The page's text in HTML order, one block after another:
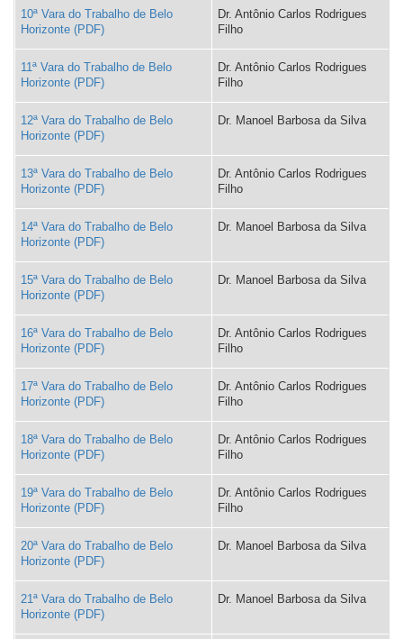
10ª Vara do Trabalho de Belo
Horizonte
Dr. Antônio Carlos Rodrigues
Filho
11ª Vara do Trabalho de Belo
Horizonte
Dr. Antônio Carlos Rodrigues
Filho
12ª Vara do Trabalho de Belo
Horizonte
Dr. Manoel Barbosa da Silva
13ª Vara do Trabalho de Belo
Horizonte
Dr. Antônio Carlos Rodrigues
Filho
14ª Vara do Trabalho de Belo
Horizonte
Dr. Manoel Barbosa da Silva
15ª Vara do Trabalho de Belo
Horizonte
Dr. Manoel Barbosa da Silva
16ª Vara do Trabalho de Belo
Horizonte
Dr. Antônio Carlos Rodrigues
Filho
17ª Vara do Trabalho de Belo
Horizonte
Dr. Antônio Carlos Rodrigues
Filho
18ª Vara do Trabalho de Belo
Horizonte
Dr. Antônio Carlos Rodrigues
Filho
19ª Vara do Trabalho de Belo
Horizonte
Dr. Antônio Carlos Rodrigues
Filho
20ª Vara do Trabalho de Belo
Horizonte
Dr. Manoel Barbosa da Silva
21ª Vara do Trabalho de Belo
Horizonte
Dr. Manoel Barbosa da Silva